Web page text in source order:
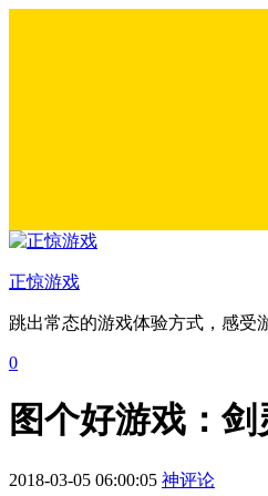
正惊游戏
跳出常态的游戏体验方式，感受
0
图个好游戏：
2018-03-05 06:00:05 神评论